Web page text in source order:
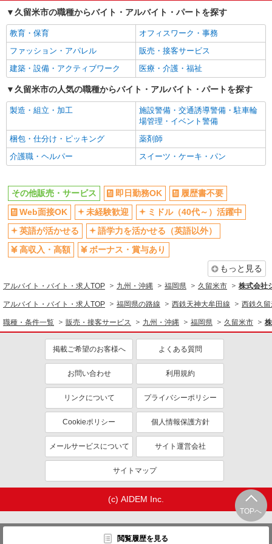
社員登用あり
久留米市の職種からバイト・アルバイト・パートを探す
教育・保育
オフィスワーク・事務
ファッション・アパレル
販売・接客サービス
建築・設備・アクティブワーク
医療・介護・福祉
久留米市の人気の職種からバイト・アルバイト・パートを探す
製造・組立・加工
施設警備・交通誘導警備・駐車輪
場管理・イベント警備
梱包・仕分け・ピッキング
薬剤師
介護職・ヘルパー
スイーツ・ケーキ・パン
TOPへ
閲覧履歴を見る
その他販売・サービス 即日勤務OK
履歴書不要
Web面接OK
未経験歓迎
ミドル（40代～）活躍中
英語が活かせる
語学力を活かせる（英語以外）
高収入・高額
ボーナス・賞与あり
もっと見る
アルバイト・バイト・求人TOP 九州・沖縄 福岡県 久留米市 株式会社
アルバイト・バイト・求人TOP 福岡県の路線 西鉄天神大牟田線 西鉄久
職種・条件一覧 販売・接客サービス 九州・沖縄 福岡県 久留米市
掲載ご希望のお客様へ よくある質問
お問い合わせ 利用規約
リンクについて プライバシーポリシー
Cookieポリシー 個人情報保護方針
メールサービスについて サイト運営会社
サイトマップ
(c) AIDEM Inc.